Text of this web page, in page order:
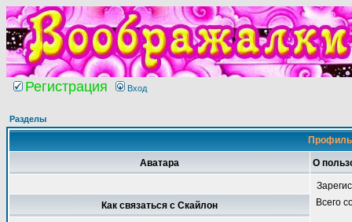
Регистрация Вход
Разделы
Профиль
Аватара О
Всего
Как связаться с Скайлон